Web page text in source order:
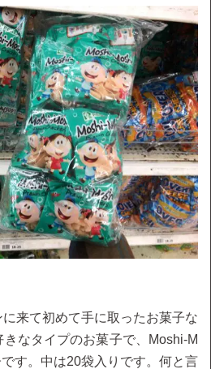
来て初めて手に取ったお菓子な
なタイプのお菓子で、Moshi-M
す。中は20袋入りです。何と言